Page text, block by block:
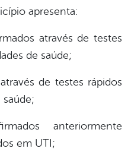
apresenta:
através de testes
de saúde;
de testes rápidos
anteriormente
em UTI;